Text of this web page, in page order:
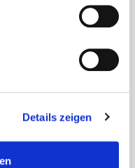
Details zeigen
gemeinsam
ist es, die Mobilität und
und Bewohner aktiv zu